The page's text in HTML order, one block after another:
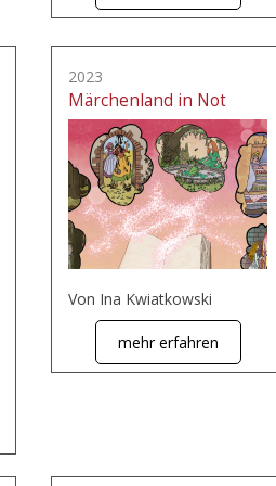
2023
Märchenland in Not
Von Ina Kwiatkowski
mehr erfahren